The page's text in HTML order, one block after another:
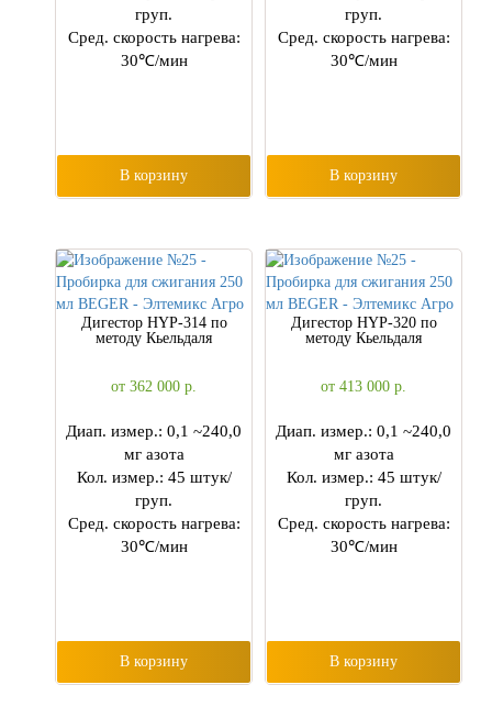
груп.
Сред. скорость нагрева:
30℃/мин
В корзину
груп.
Сред. скорость нагрева:
30℃/мин
В корзину
Дигестор HYP-314 по
методу Кьельдаля
от 362 000 р.
Диап. измер.: 0,1 ~240,0
мг азота
Кол. измер.: 45 штук/
груп.
Сред. скорость нагрева:
30℃/мин
В корзину
Дигестор HYP-320 по
методу Кьельдаля
от 413 000р.
Диап. измер.: 0,1 ~240,0
мг азота
Кол. измер.: 45 штук/
груп.
Сред. скорость нагрева:
30℃/мин
В корзину